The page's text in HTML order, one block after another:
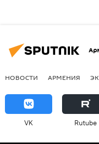
НОВОСТИ АРМЕНИЯ
VK Rutube